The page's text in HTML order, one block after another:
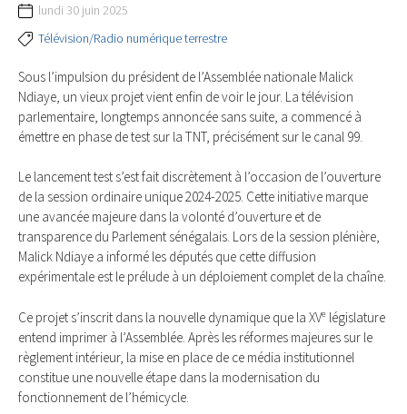
lundi 30 juin 2025
Télévision/Radio numérique terrestre
Sous l’impulsion du président de l’Assemblée nationale Malick
Ndiaye, un vieux projet vient enfin de voir le jour. La télévision
parlementaire, longtemps annoncée sans suite, a commencé à
émettre en phase de test sur la TNT, précisément sur le canal 99.
Le lancement test s’est fait discrètement à l’occasion de l’ouverture
de la session ordinaire unique 2024-2025. Cette initiative marque
une avancée majeure dans la volonté d’ouverture et de
transparence du Parlement sénégalais. Lors de la session plénière,
Malick Ndiaye a informé les députés que cette diffusion
expérimentale est le prélude à un déploiement complet de la chaîne.
Ce projet s’inscrit dans la nouvelle dynamique que la XVᵉ législature
entend imprimer à l’Assemblée. Après les réformes majeures sur le
règlement intérieur, la mise en place de ce média institutionnel
constitue une nouvelle étape dans la modernisation du
fonctionnement de l’hémicycle.